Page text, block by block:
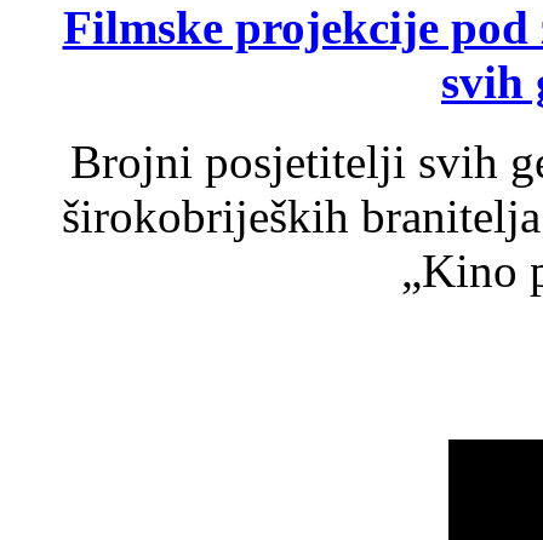
Filmske projekcije
svih
Brojni posjetitelji svih
širokobrijeških
„Kino